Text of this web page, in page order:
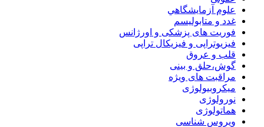
علوم آزمايشگاهي
غدد و متابولیسم
فوریت های پزشکی و اورژانس
فیزیوتراپی و فیزیکال تراپی
قلب و عروق
گوش،حلق و بینی
مراقبت های ویژه
میکروبیولوژی
نورولوژی
هماتولوژی
ویروس شناسی